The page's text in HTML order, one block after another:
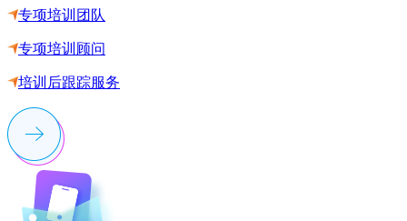
专项培训团队
专项培训顾问
培训后跟踪服务